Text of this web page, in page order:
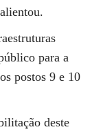
para a
postos 9 e 10
deste